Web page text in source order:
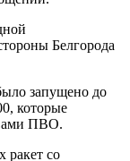
Белгорода
запущено до
которые
ПВО.
ракет со